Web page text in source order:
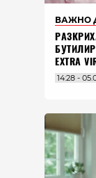
ВАЖНО
EXTRA
14:28 -